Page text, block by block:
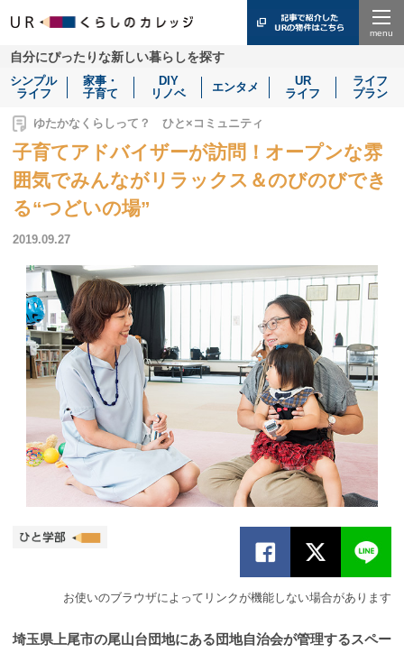
自分にぴったりな新しい暮らしを探す
シンプル
ライフ
家事・
子育て
DIY
リノベ
エンタメ
UR
ライフ
ライフ
プラン
ゆたかなくらしって？ ひと×コミュニティ
子育てアドバイザーが訪問！オープンな雰
囲気でみんながリラックス＆のびのびでき
る“つどいの場”
2019.09.27
お使いのブラウザによってリンクが機能しない場合があります
埼玉県上尾市の尾山台団地にある団地自治会が管理するスペー